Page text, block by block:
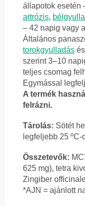
állapotok esetén
artrózis,
– 42 napig vagy
Általános
torokgyulladás
szerint 3–10
teljes csomag
Egymással
A termék
felrázni.
Tárolás: Sötét
legfeljebb 25
Összetevők:
625 mg), tetra
Zingiber
*AJN = ajánlott